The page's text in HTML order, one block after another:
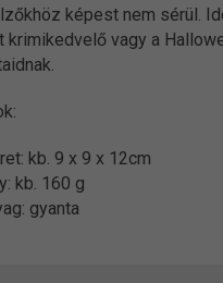
képest nem sérül.
krimikedvelő vagy a
kb. 9 x 9 x 12cm
kb. 160 g
gyanta